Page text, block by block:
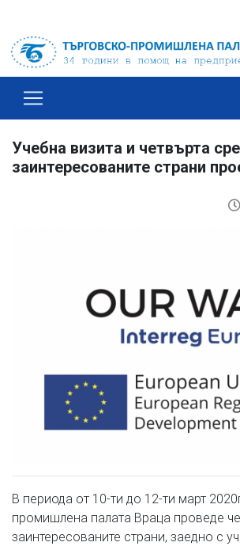
Учебна визита и четвърта
заинтересованите страни
В периода от 10-ти до 12-ти март
промишлена палата Враца проведе
заинтересованите страни, заедно с